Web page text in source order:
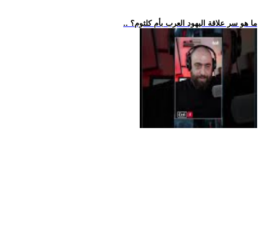
.. ما هو سر علاقة اليهود العرب بأم كلثوم؟